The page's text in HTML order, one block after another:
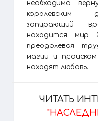
необходимо
королевским
запирающий
находится мир
преодолевая
магии и
находят любовь.
ЧИТАТЬ